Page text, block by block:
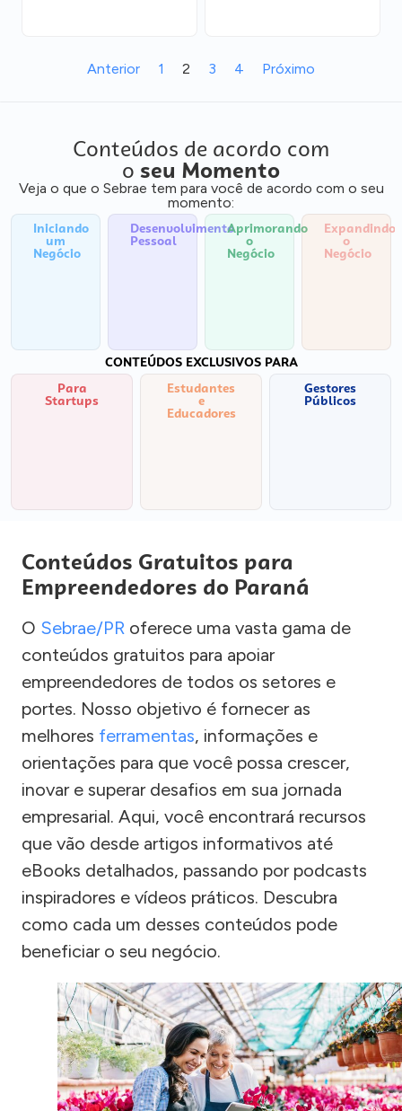
Anterior 1 2 3 4 Próximo
Conteúdos de acordo com
o seu Momento
Veja o que o Sebrae tem para você de acordo com o seu
momento:
Iniciando
um
Negócio
Desenvolvimento
Pessoal
Aprimorando
o
Negócio
Expandindo
o
Negócio
CONTEÚDOS EXCLUSIVOS PARA
Para
Startups
Estudantes
e
Educadores
Gestores
Públicos
Conteúdos Gratuitos para
Empreendedores do Paraná
O Sebrae/PR oferece uma vasta gama de
conteúdos gratuitos para apoiar
empreendedores de todos os setores e
portes. Nosso objetivo é fornecer as
melhores ferramentas, informações e
orientações para que você possa crescer,
inovar e superar desafios em sua jornada
empresarial. Aqui, você encontrará recursos
que vão desde artigos informativos até
eBooks detalhados, passando por podcasts
inspiradores e vídeos práticos. Descubra
como cada um desses conteúdos pode
beneficiar o seu negócio.